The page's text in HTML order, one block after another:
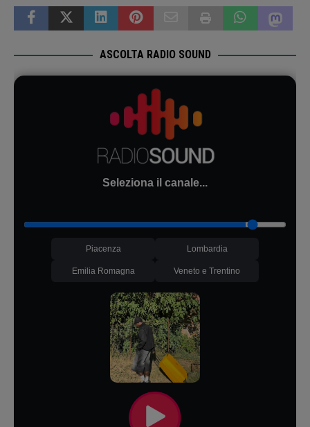
ASCOLTA RADIO SOUND
Seleziona il canale...
Piacenza Lombardia
Emilia Romagna Veneto e Trentino